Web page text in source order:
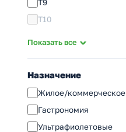
T9
T10
Показать все
Назначение
Жилое/коммерческое
Гастрономия
Ультрафиолетовые